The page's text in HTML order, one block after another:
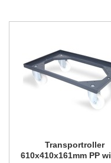
Transportroller
610x410x161mm PP